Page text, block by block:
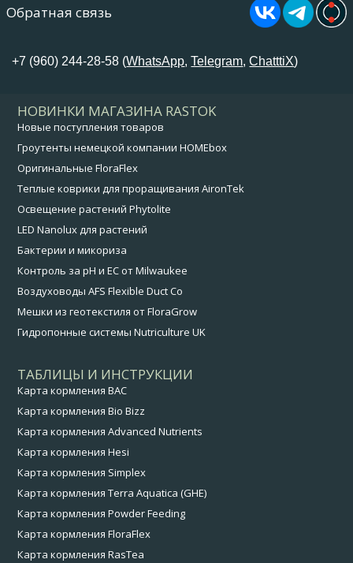
Обратная связь
+7 (960) 244-28-58 (WhatsApp,Telegram,ChatttiX)
НОВИНКИ МАГАЗИНА RASTOK
Новые поступления товаров
Гроутенты немецкой компании HOMEbox
Оригинальные FloraFlex
Теплые коврики для проращивания AironTek
Освещение растений Phytolite
LED Nanolux для растений
Бактерии и микориза
Контроль за pH и EC от Milwaukee
Воздуховоды AFS Flexible Duct Co
Мешки из геотекстиля от FloraGrow
Гидропонные системы Nutriculture UK
ТАБЛИЦЫ И ИНСТРУКЦИИ
Карта кормления BAC
Карта кормления Bio Bizz
Карта кормления Advanced Nutrients
Карта кормления Hesi
Карта кормления Simplex
Карта кормления Terra Aquatica (GHE)
Карта кормления Powder Feeding
Карта кормления FloraFlex
Карта кормления RasTea